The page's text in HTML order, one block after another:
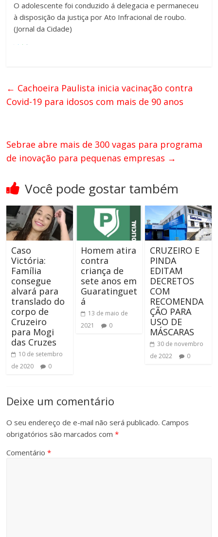
O adolescente foi conduzido á delegacia e permaneceu
à disposição da justiça por Ato Infracional de roubo.
(Jornal da Cidade)
← Cachoeira Paulista inicia vacinação contra
Covid-19 para idosos com mais de 90 anos
Sebrae abre mais de 300 vagas para programa
de inovação para pequenas empresas →
Você pode gostar também
Caso
Victória:
Família
consegue
alvará para
translado do
corpo de
Cruzeiro
para Mogi
das Cruzes
10 de setembro
de 2020
0
Homem atira
contra
criança de
sete anos em
Guaratinguet
á
13 de maio de
2021
0
CRUZEIRO E
PINDA
EDITAM
DECRETOS
COM
RECOMENDA
ÇÃO PARA
USO DE
MÁSCARAS
30 de novembro
de 2022
0
Deixe um comentário
O seu endereço de e-mail não será publicado. Campos
obrigatórios são marcados com*
Comentário*